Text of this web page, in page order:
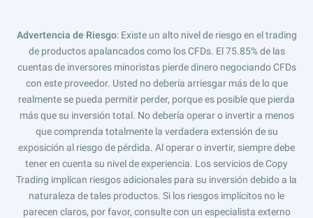
Advertencia de Riesgo: Existe un alto nivel de riesgo en el trading
de productos apalancados como los CFDs. El 75.85% de las
cuentas de inversores minoristas pierde dinero negociando CFDs
con este proveedor. Usted no debería arriesgar más de lo que
realmente se pueda permitir perder, porque es posible que pierda
más que su inversión total. No debería operar o invertir a menos
que comprenda totalmente la verdadera extensión de su
exposición al riesgo de pérdida. Al operar o invertir, siempre debe
tener en cuenta su nivel de experiencia. Los servicios de Copy
Trading implican riesgos adicionales para su inversión debido a la
naturaleza de tales productos. Si los riesgos implícitos no le
parecen claros, por favor, consulte con un especialista externo